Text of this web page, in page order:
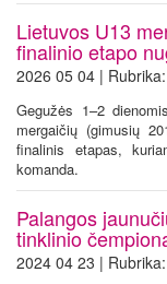
Lietuvos U13
finalinio etapo
2026 05 04 | Rubrika:
Gegužės 1–2
mergaičių (gimusių
finalinis etapas,
komanda.
Palangos
tinklinio
2024 04 23 | Rubrika: